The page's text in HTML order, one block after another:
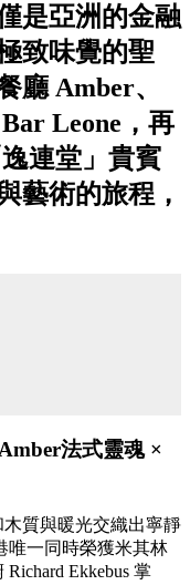
是亞洲的金融
致味覺的聖
廳 Amber、
Leone，再
連堂」貴賓
藝術的旅程，
法式靈魂 ×
質與暖光交織出寧靜
唯一同時榮獲米其林
Ekkebus 掌